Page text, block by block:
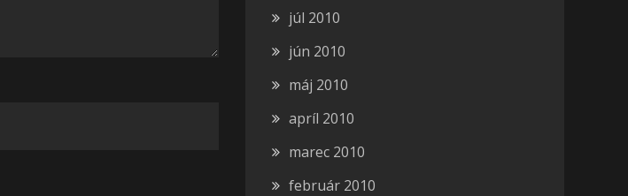
júl 2010
jún 2010
máj 2010
apríl 2010
marec 2010
február 2010